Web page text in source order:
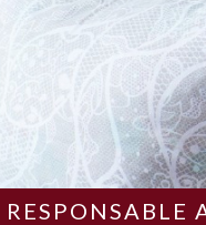
RESPONSABLE